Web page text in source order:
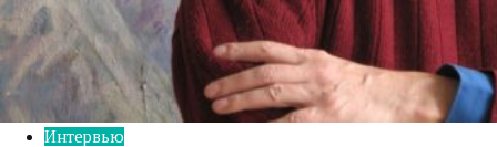
Интервью